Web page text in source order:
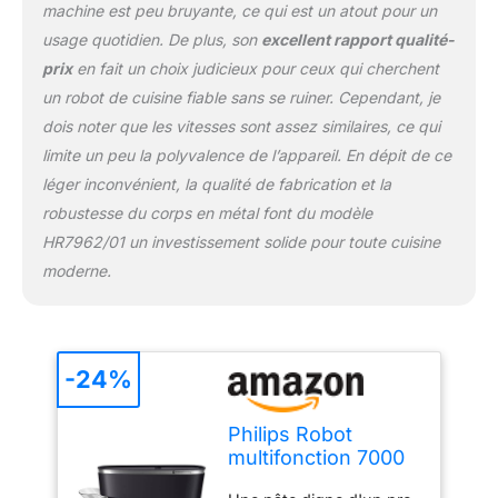
machine est peu bruyante, ce qui est un atout pour un
usage quotidien. De plus, son excellent rapport qualité-
prixen fait un choix judicieux pour ceux qui cherchent
un robot de cuisine fiable sans se ruiner. Cependant, je
dois noter que les vitesses sont assez similaires, ce qui
limite un peu la polyvalence de l’appareil. En dépit de ce
léger inconvénient, la qualité de fabrication et la
robustesse du corps en métal font du modèle
HR7962/01 un investissement solide pour toute cuisine
moderne.
Philips Robot
multifonction 7000
-24%